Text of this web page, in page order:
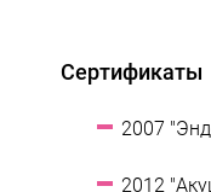
Сертификаты
2007
2012